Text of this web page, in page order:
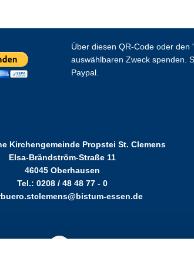
Über diesen QR-Code oder
auswählbaren Zweck spenden.
Paypal.
Kirchengemeinde Propstei St. Clemens
Elsa-Brändström-Straße 11
46045 Oberhausen
Tel.: 0208 / 48 48 77 - 0
essen.de